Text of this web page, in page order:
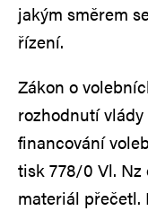
jakým směrem
řízení.
Zákon o
rozhodnutí
financování
tisk 778/0 Vl.
materiál přečetl.